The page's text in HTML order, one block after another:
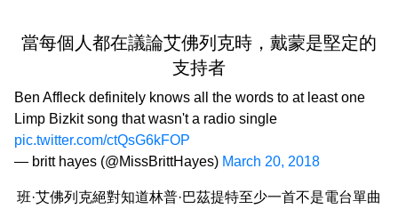
當每個人都在議論艾佛列克時，戴蒙是堅定的
支持者
Ben Affleck definitely knows all the words to at least one
Limp Bizkit song that wasn't a radio single
pic.twitter.com/ctQsG6kFOP
— britt hayes (@MissBrittHayes) March 20, 2018
班·艾佛列克絕對知道林普·巴茲提特至少一首不是電台單曲